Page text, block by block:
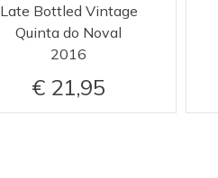
Late Bottled Vintage
Quinta do Noval
2016
21,95